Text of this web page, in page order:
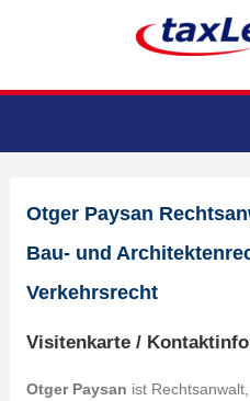
Otger Paysan
Bau- und
Verkehrsrecht
Visitenkarte /
Otger Paysan ist